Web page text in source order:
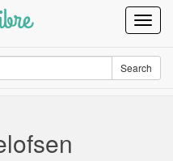
Search